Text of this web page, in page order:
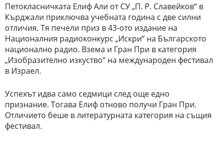
Петокласничката Елиф Али от СУ „П. Р. Славейков“ в
Кърджали приключва учебната година с две силни
отличия. Тя печели приз в 43-ото издание на
Националния радиоконкурс „Искри“ на Българското
национално радио. Взема и Гран При в категория
„Изобразително изкуство“ на международен фестивал
в Израел.
Успехът идва само седмици след още едно
признание. Тогава Елиф отново получи Гран При.
Отличието беше в литературната категория на същия
фестивал.